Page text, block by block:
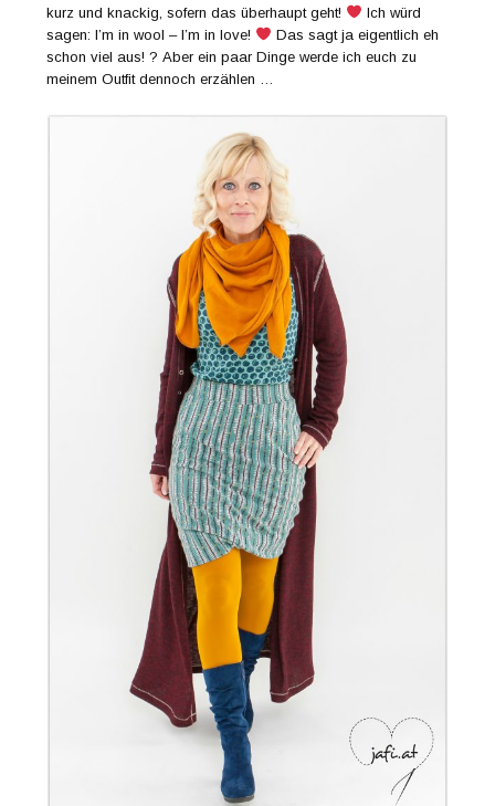
kurz und knackig, sofern das überhaupt geht!
Ich würd
sagen: I’m in wool – I’m in love!
Das sagt ja eigentlich eh
schon viel aus! ? Aber ein paar Dinge werde ich euch zu
meinem Outfit dennoch erzählen …